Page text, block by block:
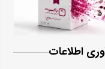
اطلاعات